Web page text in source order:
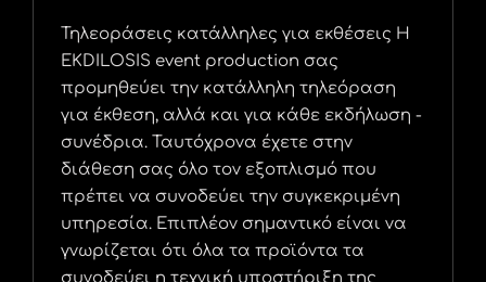
Τηλεοράσεις κατάλληλες για εκθέσεις Η
EKDILOSIS event production σας
προμηθεύει την κατάλληλη τηλεόραση
για έκθεση, αλλά και για κάθε εκδήλωση -
συνέδρια. Ταυτόχρονα έχετε στην
διάθεση σας όλο τον εξοπλισμό που
πρέπει να συνοδεύει την συγκεκριμένη
υπηρεσία. Επιπλέον σημαντικό είναι να
γνωρίζεται ότι όλα τα προϊόντα τα